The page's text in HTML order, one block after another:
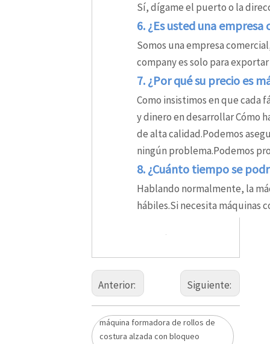
Sí, dígame el puerto o la
6. ¿Es usted una
Somos una empresa
company es solo para
7. ¿Por qué su precio es
Como insistimos en que cada
y dinero en desarrollar Cómo
de alta calidad.Podemos
ningún problema.Podemos
8. ¿Cuánto tiempo se
Hablando normalmente, la
hábiles.Si necesita máquinas
Anterior: Siguiente:
máquina formadora de rollos de
costura alzada con bloqueo